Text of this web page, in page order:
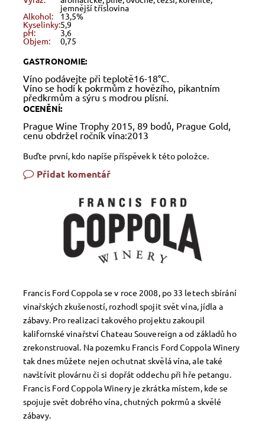
jemnější tříslovina
Alkohol: 13,5%
Kyselinky:5,9
pH: 3,6
Objem:
0,75
GASTRONOMIE:
Víno podávejte při teplotě16-18°C.
Víno se hodí k pokrmům z hovězího, pikantním
předkrmům a sýru s modrou plísní.
OCENĚNÍ:
Prague Wine Trophy 2015, 89 bodů, Prague Gold,
cenu obdržel ročník vína:2013
Buďte první, kdo napíše příspěvek k této položce.
Přidat komentář
Francis Ford Coppola se v roce 2008, po 33 letech sbírání
vinařských zkušeností, rozhodl spojit svět vína, jídla a
zábavy. Pro realizaci takového projektu zakoupil
kalifornské vinařství Chateau Souvereign a od základů ho
zrekonstruoval. Na pozemku Francis Ford Coppola Winery
tak dnes můžete nejen ochutnat skvělá vína, ale také
navštívit plovárnu či si dopřát oddechu při hře petangu.
Francis Ford Coppola Winery je zkrátka místem, kde se
spojuje svět dobrého vína, chutných pokrmů a skvělé
zábavy.